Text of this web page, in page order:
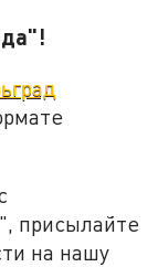
присылайте
на нашу